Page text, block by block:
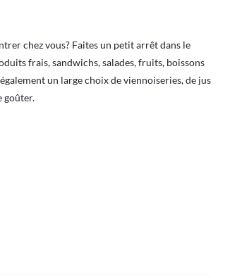
chez vous? Faites un petit arrêt dans le
frais, sandwichs, salades, fruits, boissons
un large choix de viennoiseries, de jus
goûter.